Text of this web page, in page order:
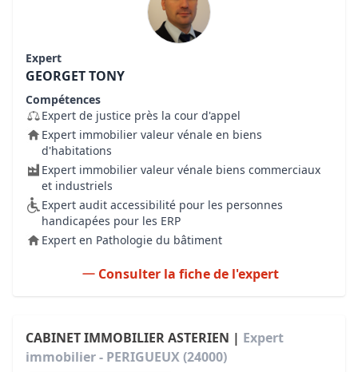
Expert
GEORGET TONY
Compétences
Expert de justice près la cour d'appel
Expert immobilier valeur vénale en biens
d'habitations
Expert immobilier valeur vénale biens commerciaux
et industriels
Expert audit accessibilité pour les personnes
handicapées pour les ERP
Expert en Pathologie du bâtiment
Consulter la fiche de l'expert
CABINET IMMOBILIER ASTERIEN | Expert
immobilier - PERIGUEUX (24000)